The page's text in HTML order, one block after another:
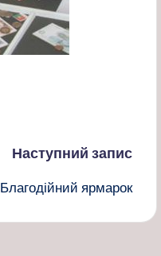
Наступний запис
Благодійний ярмарок